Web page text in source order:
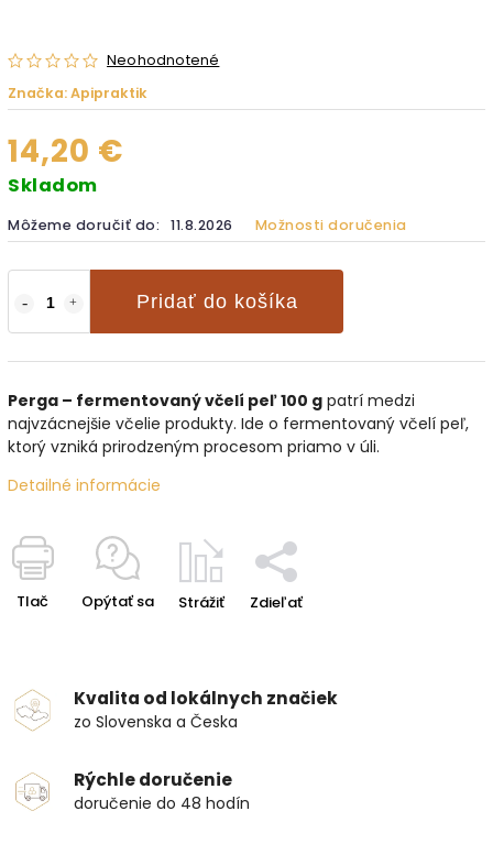
Neohodnotené
Značka:Apipraktik
14,20 €
Skladom
Môžeme doručiť do: 11.8.2026 Možnosti doručenia
Pridať do košíka
Perga – fermentovaný včelí peľ 100 g patrí medzi
najvzácnejšie včelie produkty. Ide o fermentovaný včelí peľ,
ktorý vzniká prirodzeným procesom priamo v úli.
Detailné informácie
Tlač Opýtať sa Strážiť Zdieľať
Kvalita od lokálnych značiek
zo Slovenska a Česka
Rýchle doručenie
doručenie do 48 hodín